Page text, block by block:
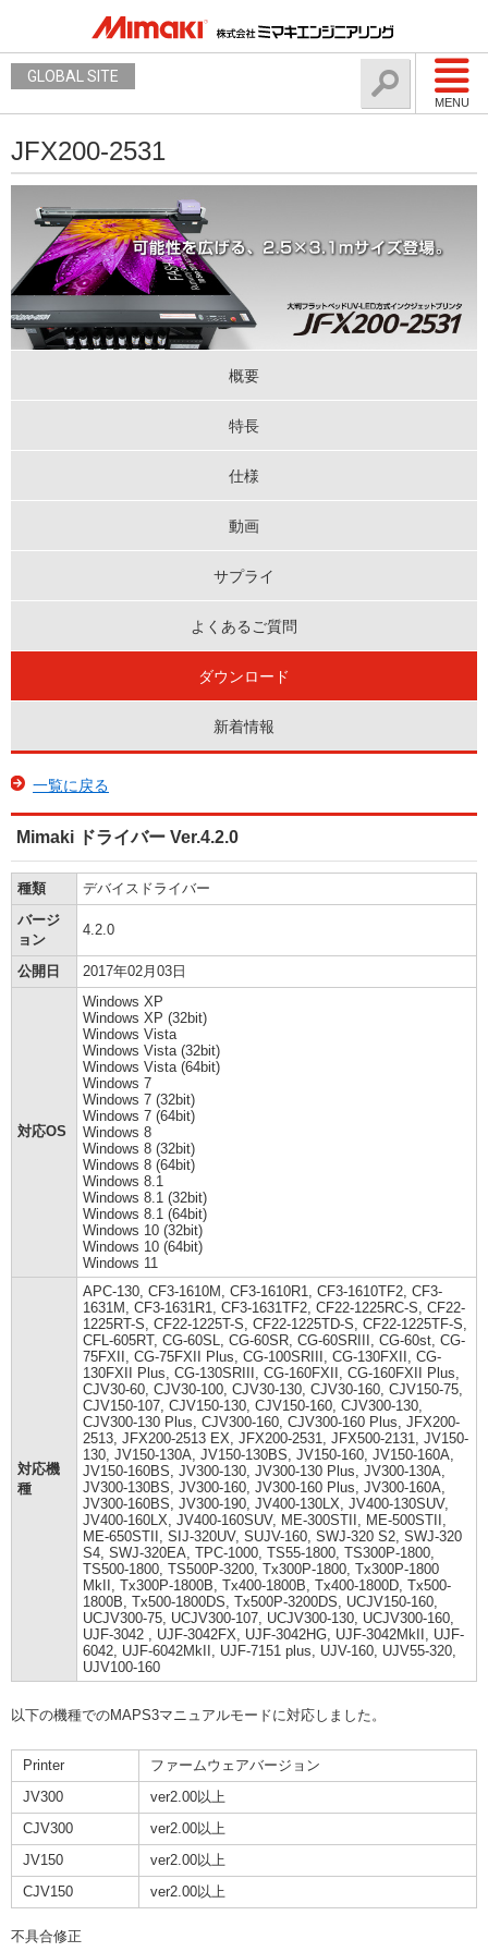
MENU
GLOBAL SITE
JFX200-2531
概要
特長
仕様
動画
サプライ
よくあるご質問
ダウンロード
新着情報
一覧に戻る
Mimaki ドライバー Ver.4.2.0
種類
デバイスドライバー
バージ
ョン
4.2.0
公開日 2017年02月03日
対応OS
Windows XP
Windows XP (32bit)
Windows Vista
Windows Vista (32bit)
Windows Vista (64bit)
Windows 7
Windows 7 (32bit)
Windows 7 (64bit)
Windows 8
Windows 8 (32bit)
Windows 8 (64bit)
Windows 8.1
Windows 8.1 (32bit)
Windows 8.1 (64bit)
Windows 10 (32bit)
Windows 10 (64bit)
Windows 11
対応機
種
APC-130, CF3-1610M, CF3-1610R1, CF3-1610TF2, CF3-
1631M, CF3-1631R1, CF3-1631TF2, CF22-1225RC-S, CF22-
1225RT-S, CF22-1225T-S, CF22-1225TD-S, CF22-1225TF-S,
CFL-605RT, CG-60SL, CG-60SR, CG-60SRIII, CG-60st, CG-
75FXII, CG-75FXII Plus, CG-100SRIII, CG-130FXII, CG-
130FXII Plus, CG-130SRIII, CG-160FXII, CG-160FXII Plus,
CJV30-60, CJV30-100, CJV30-130, CJV30-160, CJV150-75,
CJV150-107, CJV150-130, CJV150-160, CJV300-130,
CJV300-130 Plus, CJV300-160, CJV300-160 Plus, JFX200-
2513, JFX200-2513 EX, JFX200-2531, JFX500-2131, JV150-
130, JV150-130A, JV150-130BS, JV150-160, JV150-160A,
JV150-160BS, JV300-130, JV300-130 Plus, JV300-130A,
JV300-130BS, JV300-160, JV300-160 Plus, JV300-160A,
JV300-160BS, JV300-190, JV400-130LX, JV400-130SUV,
JV400-160LX, JV400-160SUV, ME-300STII, ME-500STII,
ME-650STII, SIJ-320UV, SUJV-160, SWJ-320 S2, SWJ-320
S4, SWJ-320EA, TPC-1000, TS55-1800, TS300P-1800,
TS500-1800, TS500P-3200, Tx300P-1800, Tx300P-1800
MkII, Tx300P-1800B, Tx400-1800B, Tx400-1800D, Tx500-
1800B, Tx500-1800DS, Tx500P-3200DS, UCJV150-160,
UCJV300-75, UCJV300-107, UCJV300-130, UCJV300-160,
UJF-3042 , UJF-3042FX, UJF-3042HG, UJF-3042MkII, UJF-
6042, UJF-6042MkII, UJF-7151 plus, UJV-160, UJV55-320,
UJV100-160
以下の機種でのMAPS3マニュアルモードに対応しました。
Printer
ファームウェアバージョン
JV300
ver2.00以上
CJV300
ver2.00以上
JV150
ver2.00以上
CJV150
ver2.00以上
不具合修正